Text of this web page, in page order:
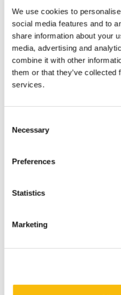
We use cookies to
social media features and to
share information about your
media, advertising and
combine it with other
them or that they’ve collected
services.
Selection
Necessary
Preferences
Statistics
Marketing
Bachelor of Science
Administration
Medio augustus 2027
Taal:
leiderschapsontwikkeling,